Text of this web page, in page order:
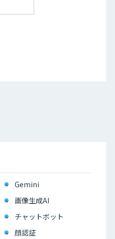
Gemini
画像生成AI
チャットボット
顔認証